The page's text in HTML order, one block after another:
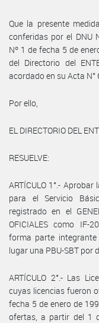
Que la presente
conferidas por el DNU
Nº 1 de fecha 5 de
del Directorio del
acordado en su Acta N°
Por ello,
EL DIRECTORIO DEL
RESUELVE:
ARTÍCULO 1°.-
para el Servicio
registrado en el
OFICIALES como IF-
forma parte
lugar una PBU-SBT por
ARTÍCULO 2°.- Las
cuyas licencias fueron
fecha 5 de enero de
ofertas, a partir del 1